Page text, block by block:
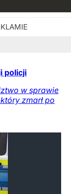
policji
w sprawie
zmarł po